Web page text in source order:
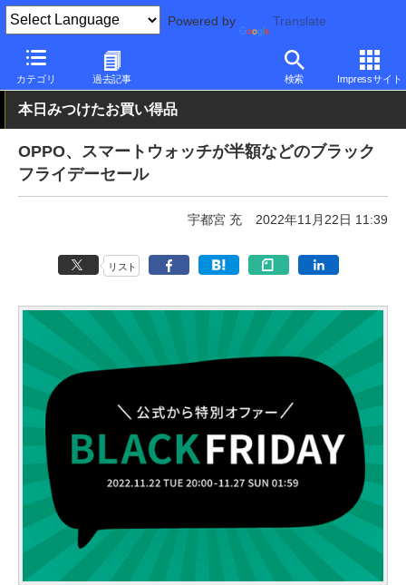
Powered by Translate
カテゴリ 過去記事 検索 Impressサイト
PC Watch パソコン/タブレット/スマートフォン スマートフォン
本日みつけたお買い得品
OPPO、スマートウォッチが半額などのブラック
フライデーセール
宇都宮 充 2022年11月22日 11:39
リスト